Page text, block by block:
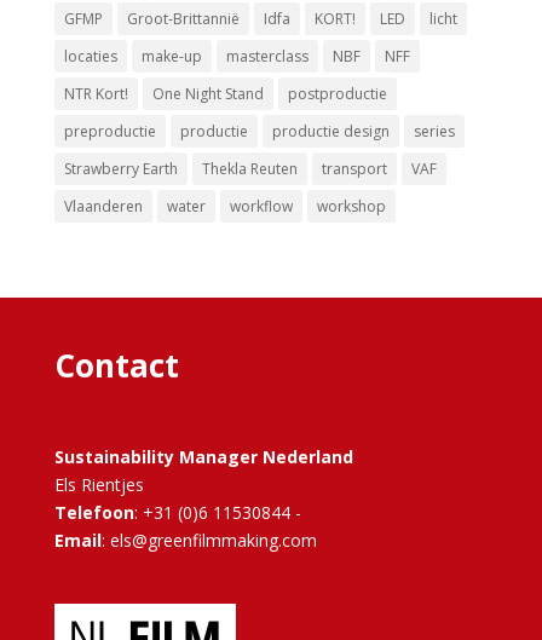
GFMP
Groot-Brittannië Idfa KORT! LED
licht
locaties
make-up masterclass NBF
NFF
NTR Kort!
One Night Stand
postproductie
preproductie
productie productie design
series
Strawberry Earth
Thekla Reuten transport
VAF
Vlaanderen
water workflow workshop
Contact
Sustainability Manager Nederland
Els Rientjes
Telefoon: +31 (0)6 11530844 -
Email: els@greenfilmmaking.com